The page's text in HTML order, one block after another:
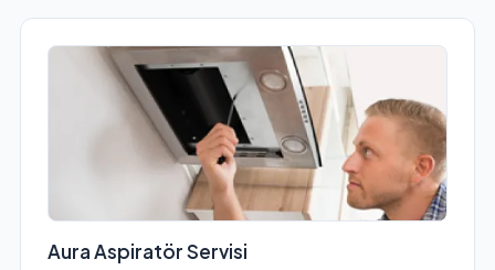
Aura Aspiratör Servisi